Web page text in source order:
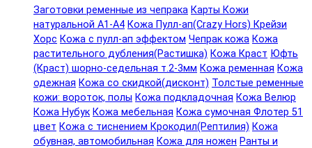
Заготовки ременные из чепрака Карты Кожи
натуральной А1-А4 Кожа Пулл-ап(Crazy Hors) Крейзи
Хорс Кожа с пулл-ап эффектом Чепрак кожа Кожа
растительного дубления(Растишка) Кожа Краст Юфть
(Краст) шорно-седельная т.2-3мм Кожа ременная Кожа
одежная Кожа со скидкой(дисконт) Толстые ременные
кожи: вороток, полы Кожа подкладочная Кожа Велюр
Кожа Нубук Кожа мебельная Кожа сумочная Флотер 51
цвет Кожа с тиснением Крокодил(Рептилия) Кожа
обувная, автомобильная Кожа для ножен Ранты и